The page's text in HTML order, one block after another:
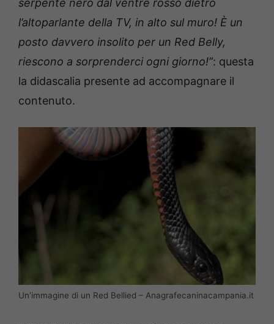
serpente nero dal ventre rosso dietro
l’altoparlante della TV, in alto sul muro! È un
posto davvero insolito per un Red Belly,
riescono a sorprenderci ogni giorno!”: questa
la didascalia presente ad accompagnare il
contenuto.
Un’immagine di un Red Bellied – Anagrafecaninacampania.it